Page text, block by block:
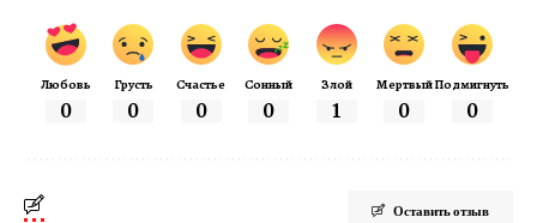
Любовь
0
Грусть
0
Счастье
0
Сонный
0
Злой
1
Мертвый
0
Подмигнуть
0
Оставить отзыв